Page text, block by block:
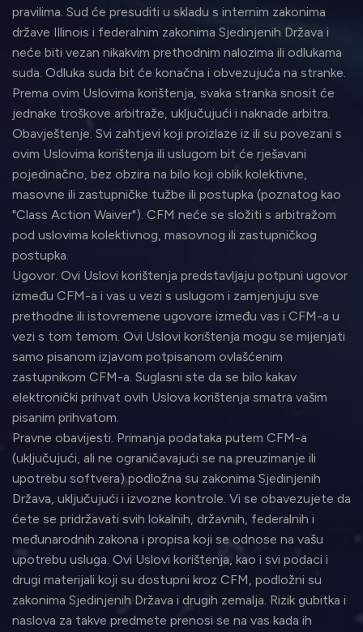
pravilima. Sud će presuditi u skladu s internim zakonima
države Illinois i federalnim zakonima Sjedinjenih Država i
neće biti vezan nikakvim prethodnim nalozima ili odlukama
suda. Odluka suda bit će konačna i obvezujuća na stranke.
Prema ovim Uslovima korištenja, svaka stranka snosit će
jednake troškove arbitraže, uključujući i naknade arbitra.
Obavještenje. Svi zahtjevi koji proizlaze iz ili su povezani s
ovim Uslovima korištenja ili uslugom bit će rješavani
pojedinačno, bez obzira na bilo koji oblik kolektivne,
masovne ili zastupničke tužbe ili postupka (poznatog kao
"Class Action Waiver"). CFM neće se složiti s arbitražom
pod uslovima kolektivnog, masovnog ili zastupničkog
postupka.
Ugovor. Ovi Uslovi korištenja predstavljaju potpuni ugovor
između CFM-a i vas u vezi s uslugom i zamjenjuju sve
prethodne ili istovremene ugovore između vas i CFM-a u
vezi s tom temom. Ovi Uslovi korištenja mogu se mijenjati
samo pisanom izjavom potpisanom ovlašćenim
zastupnikom CFM-a. Suglasni ste da se bilo kakav
elektronički prihvat ovih Uslova korištenja smatra vašim
pisanim prihvatom.
Pravne obavijesti. Primanja podataka putem CFM-a
(uključujući, ali ne ograničavajući se na preuzimanje ili
upotrebu softvera) podložna su zakonima Sjedinjenih
Država, uključujući i izvozne kontrole. Vi se obavezujete da
ćete se pridržavati svih lokalnih, državnih, federalnih i
međunarodnih zakona i propisa koji se odnose na vašu
upotrebu usluga. Ovi Uslovi korištenja, kao i svi podaci i
drugi materijali koji su dostupni kroz CFM, podložni su
zakonima Sjedinjenih Država i drugih zemalja. Rizik gubitka i
naslova za takve predmete prenosi se na vas kada ih